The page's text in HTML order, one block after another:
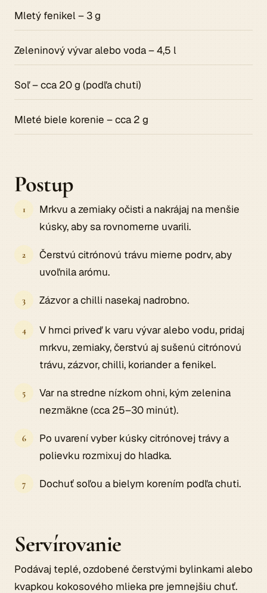
Mletý fenikel – 3 g
Zeleninový vývar alebo voda – 4,5 l
Soľ – cca 20 g (podľa chuti)
Mleté biele korenie – cca 2 g
Postup
Mrkvu a zemiaky očisti a nakrájaj na menšie
kúsky, aby sa rovnomerne uvarili.
Čerstvú citrónovú trávu mierne podrv, aby
uvoľnila arómu.
Zázvor a chilli nasekaj nadrobno.
V hrnci priveď k varu vývar alebo vodu, pridaj
mrkvu, zemiaky, čerstvú aj sušenú citrónovú
trávu, zázvor, chilli, koriander a fenikel.
Var na stredne nízkom ohni, kým zelenina
nezmäkne (cca 25–30 minút).
Po uvarení vyber kúsky citrónovej trávy a
polievku rozmixuj do hladka.
Dochuť soľou a bielym korením podľa chuti.
Servírovanie
Podávaj teplé, ozdobené čerstvými bylinkami alebo
kvapkou kokosového mlieka pre jemnejšiu chuť.